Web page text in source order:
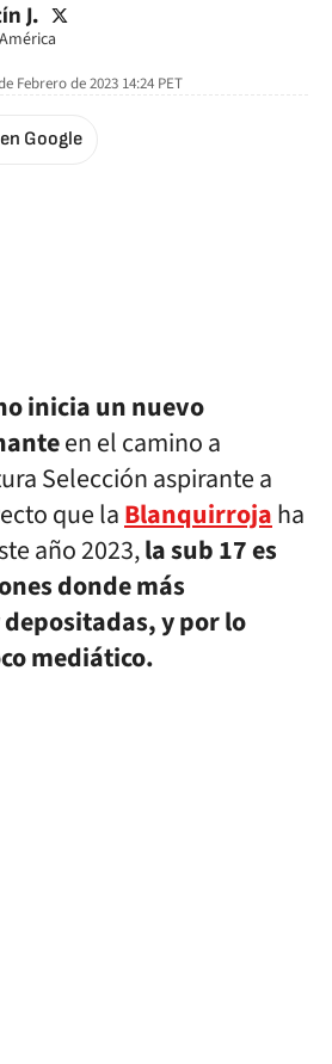
J. twitter
Febrero de 2023 14:24 PET
Google
inicia un nuevo
en el camino a
Selección aspirante a
que laBlanquirrojaha
año 2023,la sub 17 es
donde más
y por lo
mediático.